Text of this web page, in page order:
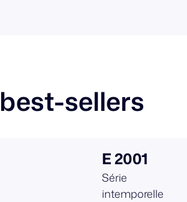
best-sellers
E 2001
Série
intemporelle